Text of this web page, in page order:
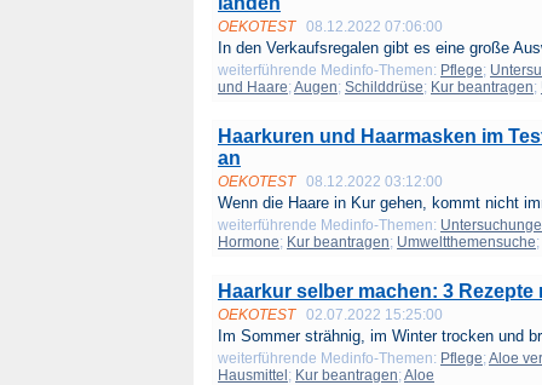
OEKOTEST 08.12.2022 07:06:00
In den Verkaufsregalen gibt es eine große
weiterführende Medinfo-Themen: Pflege;
und Haare; Augen; Schilddrüse; Kur beantragen;
Haarkuren und Haarmasken im
an
OEKOTEST 08.12.2022 03:12:00
Wenn die Haare in Kur gehen, kommt nicht
weiterführende Medinfo-Themen:
Hormone; Kur beantragen; Umweltthemensuche;
Haarkur selber machen: 3
OEKOTEST 02.07.2022 15:25:00
Im Sommer strähnig, im Winter trocken und
weiterführende Medinfo-Themen: Pflege; Aloe
Hausmittel ; Kur beantragen; Aloe